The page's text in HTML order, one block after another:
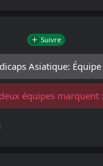
Suivre
Asiatique:
équipes marquent